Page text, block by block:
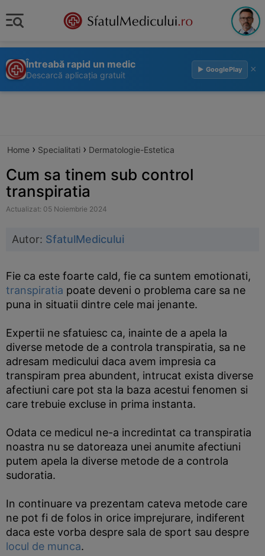
Întreabă rapid un medic
Descarcă aplicația gratuit
▶ GooglePlay ×
Home › Specialitati › Dermatologie-Estetica
Cum sa tinem sub control
transpiratia
Actualizat: 05 Noiembrie 2024
Autor: SfatulMedicului
Fie ca este foarte cald, fie ca suntem emotionati,
transpiratia poate deveni o problema care sa ne
puna in situatii dintre cele mai jenante.
Expertii ne sfatuiesc ca, inainte de a apela la
diverse metode de a controla transpiratia, sa ne
adresam medicului daca avem impresia ca
transpiram prea abundent, intrucat exista diverse
afectiuni care pot sta la baza acestui fenomen si
care trebuie excluse in prima instanta.
Odata ce medicul ne-a incredintat ca transpiratia
noastra nu se datoreaza unei anumite afectiuni
putem apela la diverse metode de a controla
sudoratia.
In continuare va prezentam cateva metode care
ne pot fi de folos in orice imprejurare, indiferent
daca este vorba despre sala de sport sau despre
locul de munca.